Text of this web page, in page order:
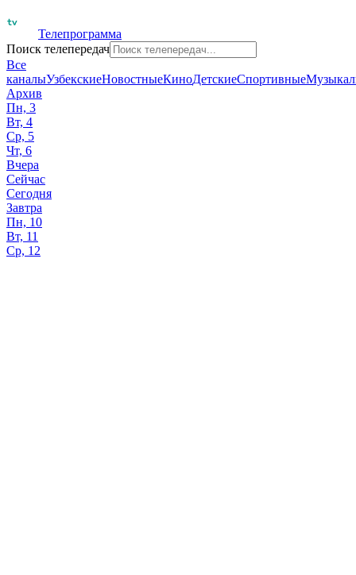
Телепрограмма
Поиск телепередач
Все
каналыУзбекскиеНовостныеКиноДетскиеСпортивные
Архив
Пн, 3
Вт, 4
Ср, 5
Чт, 6
Вчера
Сейчас
Сегодня
Завтра
Пн, 10
Вт, 11
Ср, 12